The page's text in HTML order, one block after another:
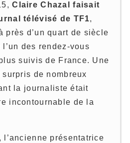
Claire Chazal faisait
télévisé de TF1,
près d’un quart de siècle
des rendez-vous
suivis de France. Une
de nombreux
la journaliste était
incontournable de la
présentatrice